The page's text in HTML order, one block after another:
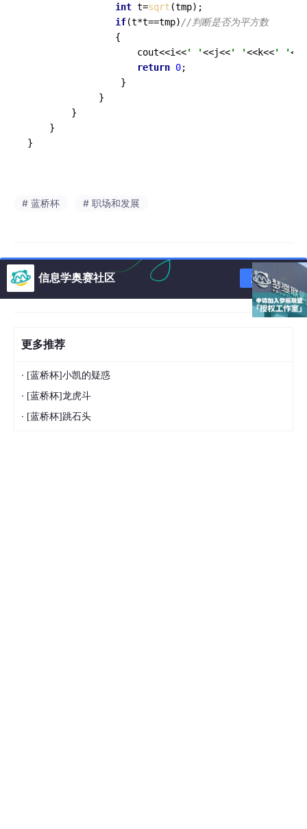
int t=sqrt (tmp);
if(t*t==tmp)//判断是否为平方数
{
cout<<i<<' '<<j<<' '<<k<<' '
return 0;
}
}
}
}
}
# 蓝桥杯 # 职场和发展
信息学奥赛社区 加入社区
更多推荐
· [蓝桥杯]小凯的疑惑
· [蓝桥杯]龙虎斗
· [蓝桥杯]跳石头